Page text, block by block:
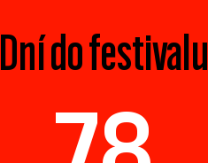
Dní do festivalu